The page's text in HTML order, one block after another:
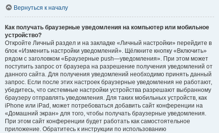
Вернуться к началу
Как получать браузерные уведомления на компьютер или мобильное
устройство?
Откройте Личный раздел и на закладке «Личный настройки» перейдите в
блок «Изменить настройки уведомлений». Щёлкните кнопку «Включить»
рядом с заголовком «Браузерные push—уведомления». При этом может
поступить запрос от браузера на разрешение получения уведомлений от
данного сайта. Для получения уведомлений необходимо принять данный
запрос. Если после этих настроек браузерные уведомления не работают,
убедитесь, что системные настройки устройства разрешают выбранному
браузеру отправлять уведомления. Для таких мобильных устройств, как
iPhone или iPad, может потребоваться добавить сайт конференции на
«Домашний экран» для того, чтобы получать браузерные уведомления.
При этом сайт конференции будет работать как самостоятельное
приложение. Обратитесь к инструкции по использованию